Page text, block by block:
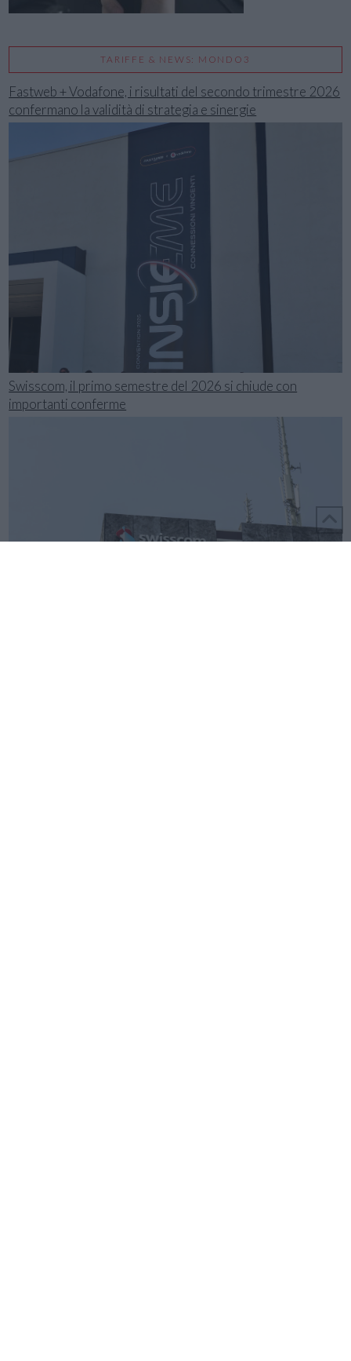
TARIFFE & NEWS: MONDO3
Fastweb + Vodafone, i risultati del secondo trimestre 2026
confermano la validità di strategia e sinergie
Swisscom, il primo semestre del 2026 si chiude con
importanti conferme